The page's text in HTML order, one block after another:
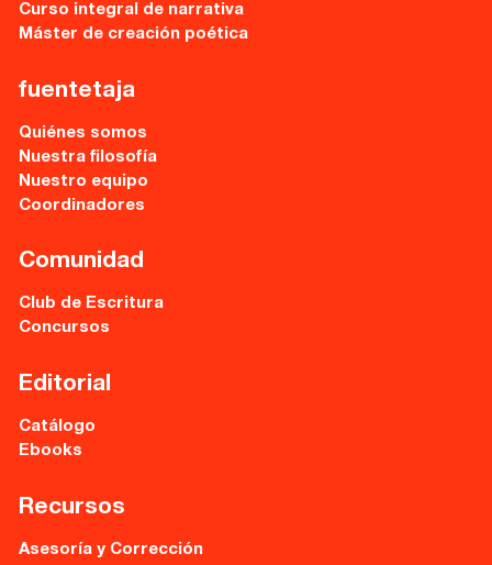
Curso integral de narrativa
Máster de creación poética
fuentetaja
Quiénes somos
Nuestra filosofía
Nuestro equipo
Coordinadores
Comunidad
Club de Escritura
Concursos
Editorial
Catálogo
Ebooks
Recursos
Asesoría y Corrección